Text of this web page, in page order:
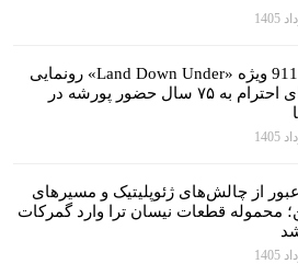
پورشه 911 ویژه «Land Down Under» رونمایی
شد؛ ادای احترام به ۷۵ سال حضور پورشه در
از چالش‌های ژئوپلیتیک و مسیرهای
محموله قطعات نیسان ترا وارد گمرکات